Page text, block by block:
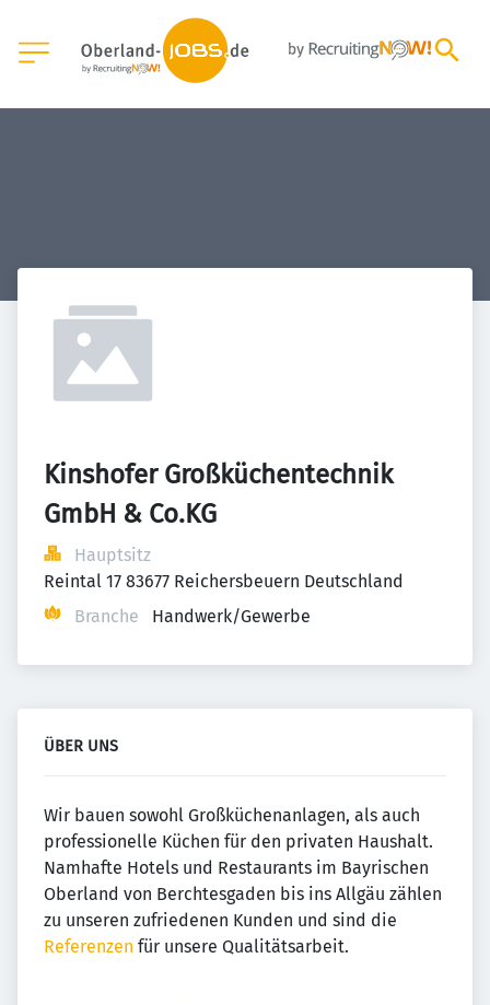
Kinshofer Großküchentechnik
GmbH & Co.KG
Hauptsitz
Reintal 17 83677 Reichersbeuern Deutschland
Branche
Handwerk/Gewerbe
ÜBER UNS
Wir bauen sowohl Großküchenanlagen, als auch
professionelle Küchen für den privaten Haushalt.
Namhafte Hotels und Restaurants im Bayrischen
Oberland von Berchtesgaden bis ins Allgäu zählen
zu unseren zufriedenen Kunden und sind die
Referenzen für unsere Qualitätsarbeit.